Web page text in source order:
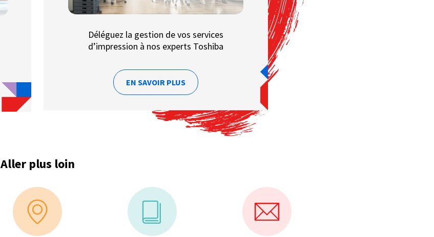
Déléguez la gestion de vos services
d’impression à nos experts Toshiba
EN SAVOIR PLUS
Aller plus loin